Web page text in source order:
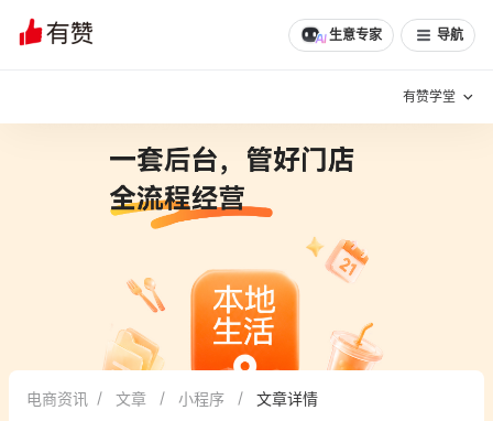
生意专家 导航
有赞学堂
增长方法
有赞专家说
新零售最佳实践
面对面聊增长
文章 问诊 分享
电商资讯 文章 小程序 文章详情